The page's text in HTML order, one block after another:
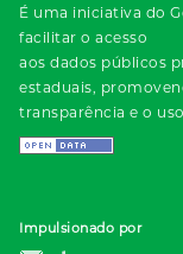
É uma iniciativa do
facilitar o acesso
aos dados públicos
estaduais,
transparência e o
Impulsionado por